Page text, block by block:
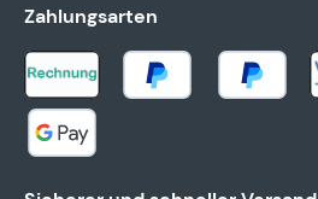
Zahlungsarten